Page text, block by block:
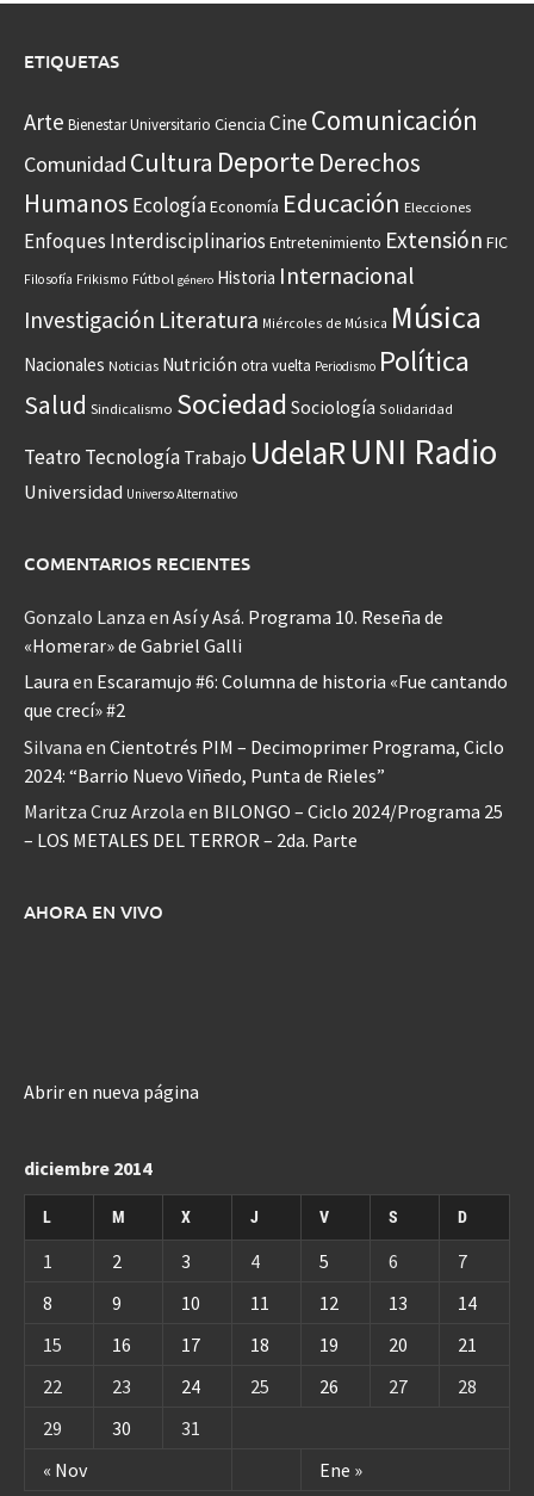
ETIQUETAS
Arte Bienestar Universitario Ciencia CineComunicación
Comunidad Cultura Deporte Derechos
Humanos EcologíaEconomía Educación Elecciones
Enfoques Interdisciplinarios Entretenimiento Extensión FIC
Filosofía Frikismo Fútbol género Historia Internacional
Investigación Literatura Miércoles de Música Música
Nacionales Noticias Nutrición otra vuelta Periodismo Política
Salud Sindicalismo Sociedad Sociología Solidaridad
Teatro Tecnología Trabajo UdelaRUNI Radio
Universidad Universo Alternativo
COMENTARIOS RECIENTES
Gonzalo Lanza en Así y Asá. Programa 10. Reseña de
«Homerar» de Gabriel Galli
Laura en Escaramujo #6: Columna de historia «Fue cantando
que crecí» #2
Silvana en Cientotrés PIM – Decimoprimer Programa, Ciclo
2024: “Barrio Nuevo Viñedo, Punta de Rieles”
Maritza Cruz Arzola en BILONGO – Ciclo 2024/Programa 25
– LOS METALES DEL TERROR – 2da. Parte
AHORA EN VIVO
Abrir en nueva página
diciembre 2014
L M X J V S D
« Nov Ene »
1 2 3 4 5 6
7
8
9 10 11 12 13
14
15
16 17 18 19 20
21
22
23 24 25 26 27
28
29
30 31